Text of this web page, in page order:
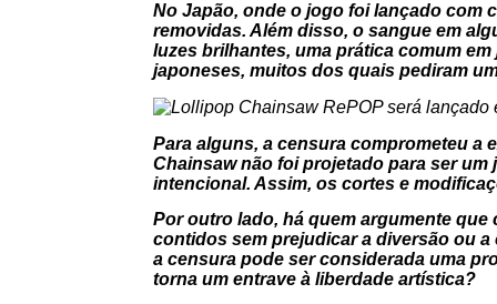
No Japão, onde o jogo foi lançado com
removidas. Além disso, o sangue em
luzes brilhantes, uma prática comum
japoneses, muitos dos quais pediram
Para alguns, a censura comprometeu a
Chainsawnão foi projetado para ser um
intencional. Assim, os cortes e
Por outro lado, há quem argumente
contidos sem prejudicar a diversão ou
a censura pode ser considerada uma
torna um entrave à liberdade artística?